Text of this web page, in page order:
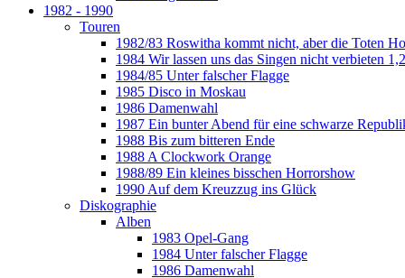
1982 - 1990
Touren
1982/83 Roswitha kommt nicht, aber die Toten
1984 Wir lassen uns das Singen nicht verbieten
1984/85 Unter falscher Flagge
1985 Disco in Moskau
1986 Damenwahl
1987 Ein bunter Abend für eine schwarze
1988 Bis zum bitteren Ende
1988 A Clockwork Orange
1988/89 Ein kleines bisschen Horrorshow
1990 Auf dem Kreuzzug ins Glück
Diskographie
Alben
1983 Opel-Gang
1984 Unter falscher Flagge
1986 Damenwahl